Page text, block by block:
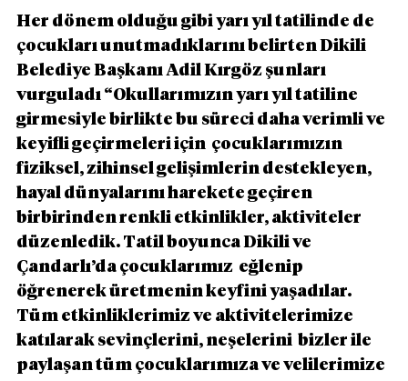
Her dönem olduğu gibi yarı yıl tatilinde de
çocukları unutmadıklarını belirten Dikili
Belediye Başkanı Adil Kırgöz şunları
vurguladı “Okullarımızın yarı yıl tatiline
girmesiyle birlikte bu süreci daha verimli ve
keyifli geçirmeleri için  çocuklarımızın
fiziksel, zihinsel gelişimlerin destekleyen,
hayal dünyalarını harekete geçiren
birbirinden renkli etkinlikler, aktiviteler
düzenledik. Tatil boyunca Dikili ve
Çandarlı’da çocuklarımız  eğlenip
öğrenerek üretmenin keyfini yaşadılar.
Tüm etkinliklerimiz ve aktivitelerimize
katılarak sevinçlerini, neşelerini  bizler ile
paylaşan tüm çocuklarımıza ve velilerimize